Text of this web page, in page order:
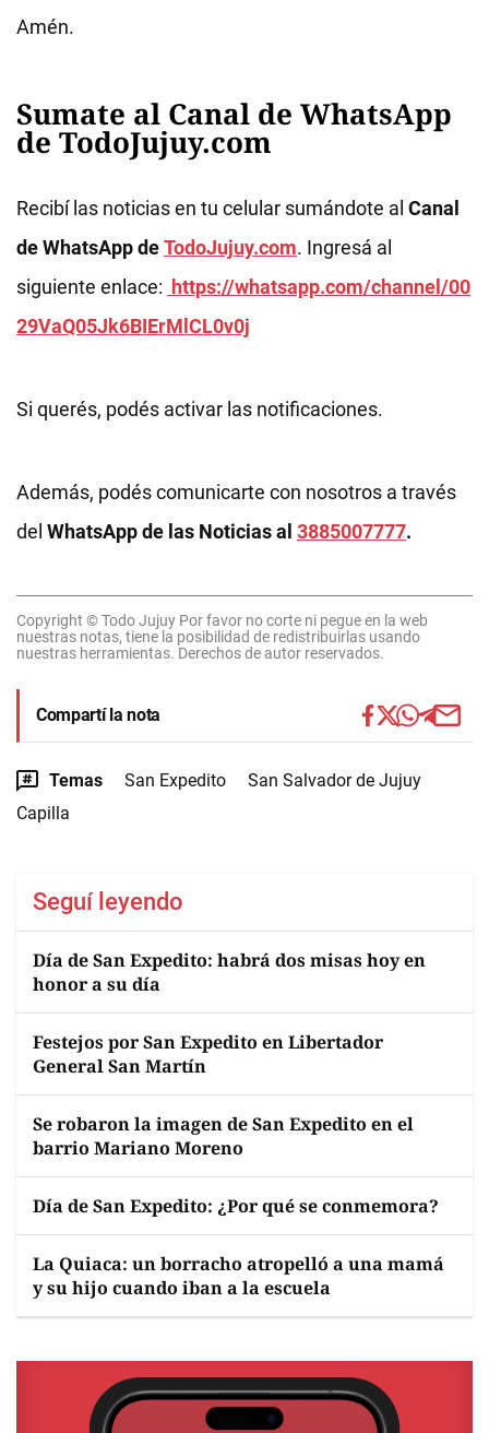
Amén.
Sumate al Canal de WhatsApp
de TodoJujuy.com
Recibí las noticias en tu celular sumándote al Canal
de WhatsApp deTodoJujuy.com. Ingresá al
siguiente enlace: https://whatsapp.com/channel/00
29VaQ05Jk6BIErMlCL0v0j
Si querés, podés activar las notificaciones.
Además, podés comunicarte con nosotros a través
del WhatsApp de las Noticias al 3885007777.
Copyright © Todo Jujuy Por favor no corte ni pegue en la web
nuestras notas, tiene la posibilidad de redistribuirlas usando
nuestras herramientas. Derechos de autor reservados.
Compartí la nota
Temas San Expedito
San Salvador de Jujuy
Capilla
Seguí leyendo
Día de San Expedito: habrá dos misas hoy en
honor a su día
Festejos por San Expedito en Libertador
General San Martín
Se robaron la imagen de San Expedito en el
barrio Mariano Moreno
Día de San Expedito: ¿Por qué se conmemora?
La Quiaca: un borracho atropelló a una mamá
y su hijo cuando iban a la escuela